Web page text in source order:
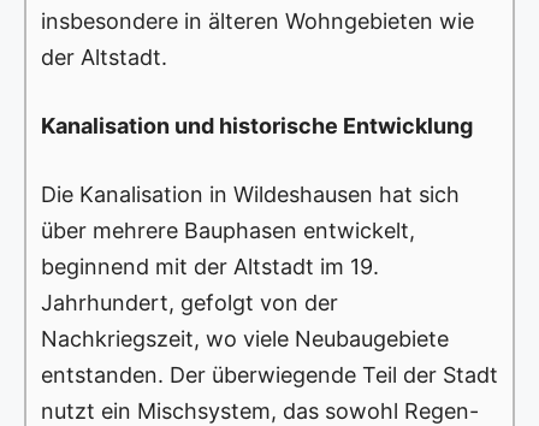
insbesondere in älteren Wohngebieten wie
der Altstadt.
Kanalisation und historische Entwicklung
Die Kanalisation in Wildeshausen hat sich
über mehrere Bauphasen entwickelt,
beginnend mit der Altstadt im 19.
Jahrhundert, gefolgt von der
Nachkriegszeit, wo viele Neubaugebiete
entstanden. Der überwiegende Teil der Stadt
nutzt ein Mischsystem, das sowohl Regen-